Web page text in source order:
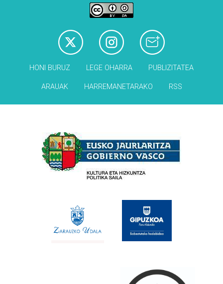
HONI BURUZ LEGE OHARRA PUBLIZITATEA
ARAUAK HARREMANETARAKO RSS